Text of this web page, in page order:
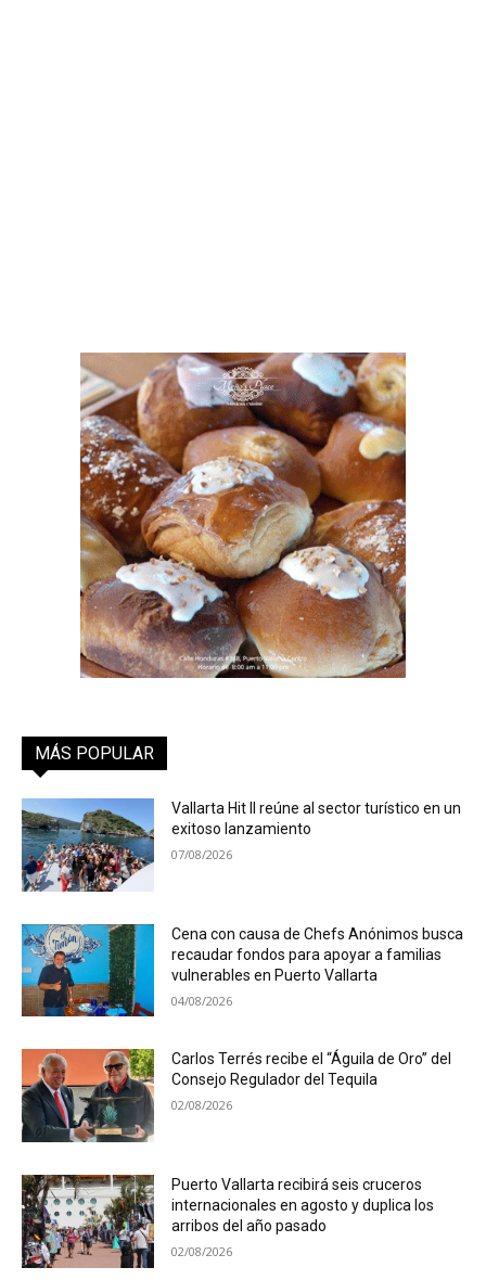
MÁS POPULAR
Vallarta Hit II reúne al sector turístico en un
exitoso lanzamiento
07/08/2026
Cena con causa de Chefs Anónimos busca
recaudar fondos para apoyar a familias
vulnerables en Puerto Vallarta
04/08/2026
Carlos Terrés recibe el “Águila de Oro” del
Consejo Regulador del Tequila
02/08/2026
Puerto Vallarta recibirá seis cruceros
internacionales en agosto y duplica los
arribos del año pasado
02/08/2026